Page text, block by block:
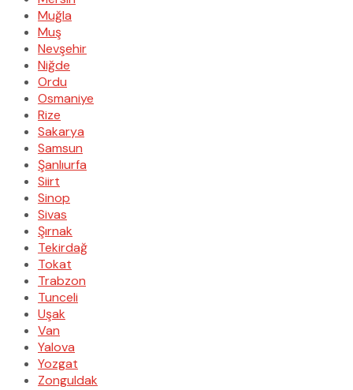
Muğla
Muş
Nevşehir
Niğde
Ordu
Osmaniye
Rize
Sakarya
Samsun
Şanlıurfa
Siirt
Sinop
Sivas
Şırnak
Tekirdağ
Tokat
Trabzon
Tunceli
Uşak
Van
Yalova
Yozgat
Zonguldak